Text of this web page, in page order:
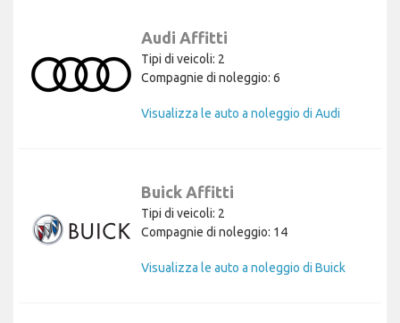
Audi Affitti
Tipi di veicoli: 2
Compagnie di noleggio: 6
Visualizza le auto a noleggio di Audi
Buick Affitti
Tipi di veicoli: 2
Compagnie di noleggio: 14
Visualizza le auto a noleggio di Buick